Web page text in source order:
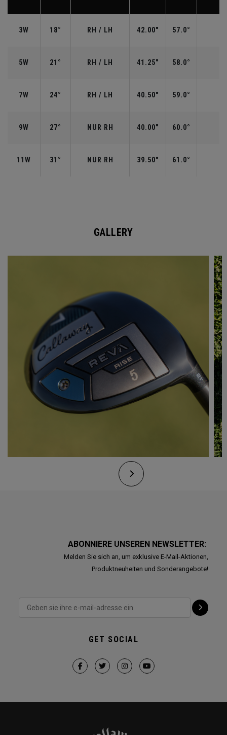
3W 18° RH / LH 42.00" 57.0°
5W 21° RH / LH 41.25" 58.0°
7W 24° RH / LH 40.50" 59.0°
9W 27° NUR RH 40.00" 60.0°
11W 31° NUR RH 39.50" 61.0°
GALLERY
ABONNIERE UNSEREN NEWSLETTER:
Melden Sie sich an, um exklusive E-Mail-Aktionen,
Produktneuheiten und Sonderangebote!
GET SOCIAL